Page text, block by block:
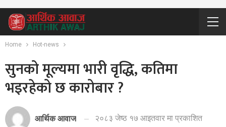
Home Hot-news
सुनको मूल्यमा भारी वृद्धि, कतिमा
भइरहेको छ कारोबार ?
आर्थिक आवाज २०८३ जेष्ठ १७ आइतवार मा प्रकाशित